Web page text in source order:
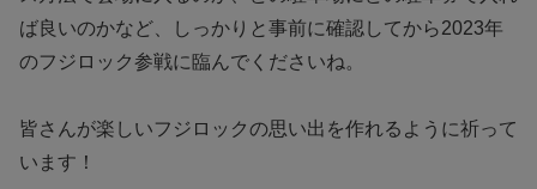
ば良いのかなど、しっかりと事前に確認してから2023年
のフジロック参戦に臨んでくださいね。
皆さんが楽しいフジロックの思い出を作れるように祈って
います！